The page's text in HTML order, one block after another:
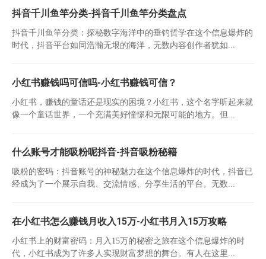
抖音千川鱼竿分类-抖音千川鱼竿分类盘点
抖音千川鱼竿分类：探秘数字海洋中的垂钓哲学在这个信息爆炸的
时代，抖音平台如同浩瀚无垠的海洋，无数内容创作者犹如...
小红书赚钱吗可信吗-小红书赚钱可信？
小红书，赚钱的童话还是现实的困境？小红书，这个名字听起来就
像一个童话世界，一个充满美好憧憬和无限可能的地方。但...
什么账号才能吸粉呢抖音-抖音吸粉秘籍
吸粉的密码：抖音账号的神秘魅力在这个信息爆炸的时代，抖音已
经成为了一个展示自我、交流情感、分享生活的平台。无数...
在小红书怎么赚钱月收入15万-小红书月入15万攻略
小红书上的财富密码：月入15万的秘密之旅在这个信息爆炸的时
代，小红书成为了许多人实现财富梦想的舞台。有人在这里...